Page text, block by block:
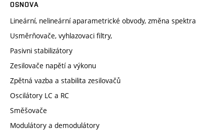
OSNOVA
Lineární, nelineární aparametrické obvody, změna spektra
Usměrňovače, vyhlazovaci filtry,
Pasivni stabilizátory
Zesilovače napětí a výkonu
Zpětná vazba a stabilita zesilovačů
Oscilátory LC a RC
Směšovače
Modulátory a demodulátory